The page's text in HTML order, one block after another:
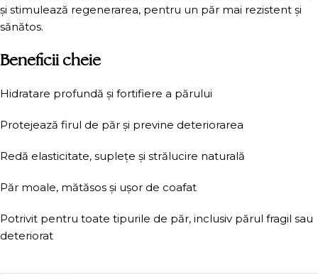
și stimulează regenerarea, pentru un păr mai rezistent și
sănătos.
Beneficii cheie
Hidratare profundă și fortifiere a părului
Protejează firul de păr și previne deteriorarea
Redă elasticitate, suplețe și strălucire naturală
Păr moale, mătăsos și ușor de coafat
Potrivit pentru toate tipurile de păr, inclusiv părul fragil sau
deteriorat